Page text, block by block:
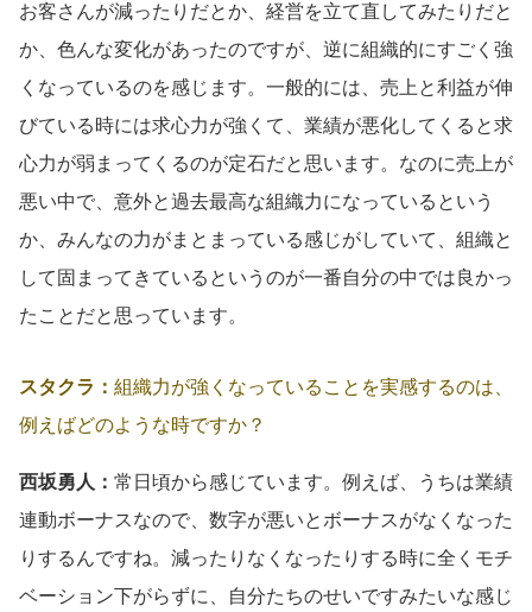
お客さんが減ったりだとか、経営を立て直してみたりだと
か、色んな変化があったのですが、逆に組織的にすごく強
くなっているのを感じます。一般的には、売上と利益が伸
びている時には求心力が強くて、業績が悪化してくると求
心力が弱まってくるのが定石だと思います。なのに売上が
悪い中で、意外と過去最高な組織力になっているという
か、みんなの力がまとまっている感じがしていて、組織と
して固まってきているというのが一番自分の中では良かっ
たことだと思っています。
スタクラ： 組織力が強くなっていることを実感するのは、
例えばどのような時ですか？
西坂勇人： 常日頃から感じています。例えば、うちは業績
連動ボーナスなので、数字が悪いとボーナスがなくなった
りするんですね。減ったりなくなったりする時に全くモチ
ベーション下がらずに、自分たちのせいですみたいな感じ